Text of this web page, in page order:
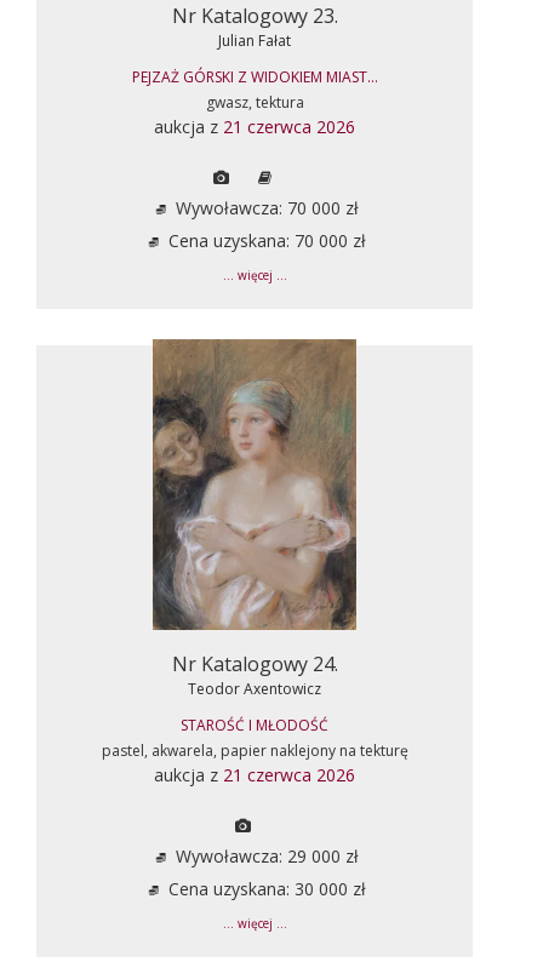
Nr Katalogowy 23.
Julian Fałat
PEJZAŻ GÓRSKI Z WIDOKIEM MIAST...
gwasz, tektura
aukcja z 21 czerwca 2026
Wywoławcza: 70 000 zł
Cena uzyskana: 70 000 zł
... więcej ...
Nr Katalogowy 24.
Teodor Axentowicz
STAROŚĆ I MŁODOŚĆ
pastel, akwarela, papier naklejony na tekturę
aukcja z 21 czerwca 2026
Wywoławcza: 29 000 zł
Cena uzyskana: 30 000 zł
... więcej ...